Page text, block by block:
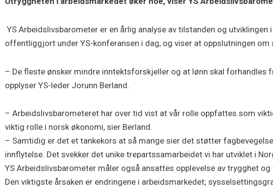
YS Arbeidslivsbarometer er en årlig analyse av tilstanden og
offentliggjort under YS-konferansen i dag, og viser at oppslutningen
– De fleste ønsker mindre inntektsforskjeller og at lønn skal forhandles
opplyser YS-leder Jorunn Berland.
– Arbeidslivsbarometeret har over tid vist at vår rolle oppfattes som
viktig rolle i norsk økonomi, sier Berland.
– Samtidig er det et tankekors at så mange sier det støtter
innflytelse. Det svekker det unike trepartssamarbeidet vi har utviklet i
YS Arbeidslivsbarometer måler også ansattes opplevelse av trygghet
Den viktigste årsaken er endringene i arbeidsmarkedet;